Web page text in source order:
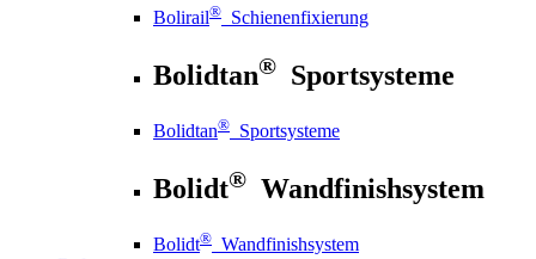
Bolirail® Schienenfixierung
Bolidtan® Sportsysteme
Bolidtan® Sportsysteme
Bolidt® Wandfinishsystem
Bolidt® Wandfinishsystem